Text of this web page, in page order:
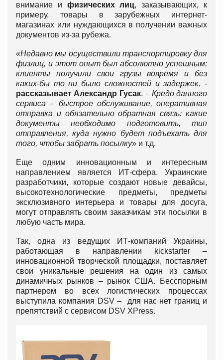
внимание и физических лиц, заказывающих, к
примеру, товары в зарубежных интернет-
магазинах или нуждающихся в получении важных
документов из-за рубежа.
«Недавно мы осуществили транспортировку для
физлиц, и этот опыт был абсолютно успешным:
клиенты получили свои грузы вовремя и без
каких-бы то ни было сложностей и задержек, -
рассказывает Александр Гусак.– Кредо данного
сервиса – быстрое обслуживание, оперативная
отправка и обязательно обратная связь: какие
документы необходимо подготовить, тип
отправления, куда нужно будет подъехать для
того, чтобы забрать посылку» и т.д.
Еще одним инновационным и интересным
направлением является ИТ-сфера. Украинские
разработчики, которые создают новые девайсы,
высокотехнологические предметы, предметы
эксклюзивного интерьера и товары для досуга,
могут отправлять своим заказчикам эти посылки в
любую часть мира.
Так, одна из ведущих ИТ-компаний Украины,
работающая в направлении kickstarter –
инновационной творческой площадки, поставляет
свои уникальные решения на один из самых
динамичных рынков – рынок США. Бесспорным
партнером во всех логистических процессах
выступила компания DSV – для нас нет границ и
препятствий с сервисом DSV XPress.